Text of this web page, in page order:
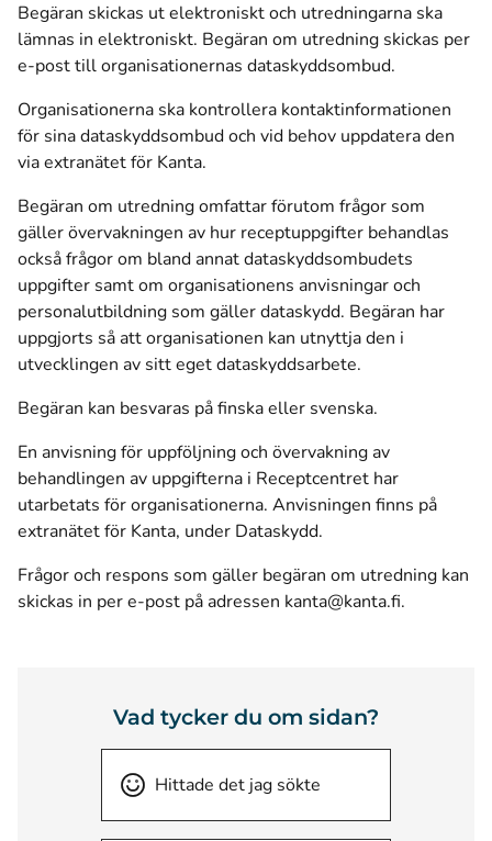
Begäran skickas ut elektroniskt och utredningarna ska
lämnas in elektroniskt. Begäran om utredning skickas per
e-post till organisationernas dataskyddsombud.
Organisationerna ska kontrollera kontaktinformationen
för sina dataskyddsombud och vid behov uppdatera den
via extranätet för Kanta.
Begäran om utredning omfattar förutom frågor som
gäller övervakningen av hur receptuppgifter behandlas
också frågor om bland annat dataskyddsombudets
uppgifter samt om organisationens anvisningar och
personalutbildning som gäller dataskydd. Begäran har
uppgjorts så att organisationen kan utnyttja den i
utvecklingen av sitt eget dataskyddsarbete.
Begäran kan besvaras på finska eller svenska.
En anvisning för uppföljning och övervakning av
behandlingen av uppgifterna i Receptcentret har
utarbetats för organisationerna. Anvisningen finns på
extranätet för Kanta, under Dataskydd.
Frågor och respons som gäller begäran om utredning kan
skickas in per e-post på adressen kanta@kanta.fi.
Vad tycker du om sidan?
Hittade det jag sökte